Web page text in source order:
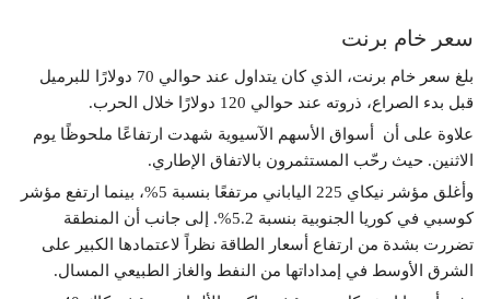
سعر خام برنت
بلغ سعر خام برنت، الذي كان يتداول عند حوالي 70 دولارًا للبرميل
قبل بدء الصراع، ذروته عند حوالي 120 دولارًا خلال الحرب.
علاوة على أن أسواق الأسهم الآسيوية شهدت ارتفاعًا ملحوظًا يوم
الاثنين. حيث رحّب المستثمرون بالاتفاق الإطاري.
وأغلق مؤشر نيكاي 225 الياباني مرتفعًا بنسبة 5%، بينما ارتفع مؤشر
كوسبي في كوريا الجنوبية بنسبة 5.2%. إلى جانب أن المنطقة
تضررت بشدة من ارتفاع أسعار الطاقة نظراً لاعتمادها الكبير على
الشرق الأوسط في إمداداتها من النفط والغاز الطبيعي المسال.